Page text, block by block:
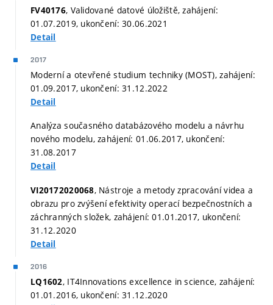
FV40176, Validované datové úložiště, zahájení:
01.07.2019, ukončení: 30.06.2021
Detail
2017
Moderní a otevřené studium techniky (MOST), zahájení:
01.09.2017, ukončení: 31.12.2022
Detail
Analýza současného databázového modelu a návrhu
nového modelu, zahájení: 01.06.2017, ukončení:
31.08.2017
Detail
VI20172020068, Nástroje a metody zpracování videa a
obrazu pro zvýšení efektivity operací bezpečnostních a
záchranných složek, zahájení: 01.01.2017, ukončení:
31.12.2020
Detail
2016
LQ1602, IT4Innovations excellence in science, zahájení:
01.01.2016, ukončení: 31.12.2020